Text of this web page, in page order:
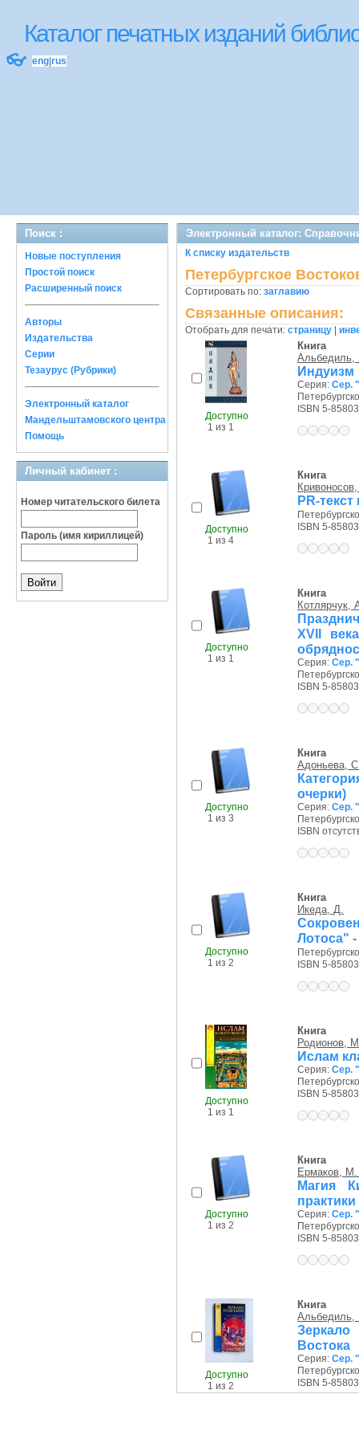
Каталог печатных изданий
👓 eng rus
Поиск :
Новые поступления
Простой поиск
Расширенный поиск
Авторы
Издательства
Серии
Тезаурус (Рубрики)
Электронный каталог
Мандельштамовского центра
Помощь
Личный кабинет :
Номер читательского билета
Пароль (имя кириллицей)
Электронный каталог:
К списку издательств
Петербургское
Сортировать по: заглавию
Связанные описания:
Отобрать для печати: страницу
Доступно
1 из 1
Книга
Индуизм
Серия: Сер.
ISBN 5-
Доступно
1 из 4
Книга
PR-
ISBN 5-
Доступно
1 из 1
Книга
Котлярчук,
XVII
Серия: Сер.
ISBN 5-
Доступно
1 из 3
Книга
Адоньева,
очерки)
Серия: Сер.
ISBN
Доступно
1 из 2
Книга
Икеда, Д.
Лотоса"
ISBN 5-
Доступно
1 из 1
Книга
Родионов,
Ислам
Серия: Сер.
ISBN 5-
Доступно
1 из 2
Книга
Ермаков,
Магия
практики
Серия: Сер.
ISBN 5-
Доступно
1 из 2
Книга
Востока
Серия: Сер.
ISBN 5-